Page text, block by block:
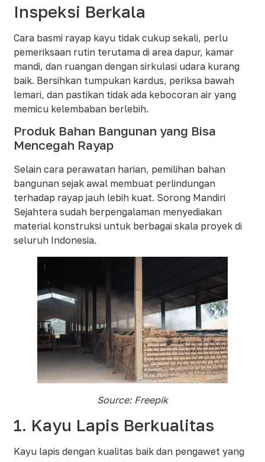
Inspeksi Berkala
Cara basmi rayap kayu tidak cukup sekali, perlu
pemeriksaan rutin terutama di area dapur, kamar
mandi, dan ruangan dengan sirkulasi udara kurang
baik. Bersihkan tumpukan kardus, periksa bawah
lemari, dan pastikan tidak ada kebocoran air yang
memicu kelembaban berlebih.
Produk Bahan Bangunan yang Bisa
Mencegah Rayap
Selain cara perawatan harian, pemilihan bahan
bangunan sejak awal membuat perlindungan
terhadap rayap jauh lebih kuat. Sorong Mandiri
Sejahtera sudah berpengalaman menyediakan
material konstruksi untuk berbagai skala proyek di
seluruh Indonesia.
Source: Freepik
1. Kayu Lapis Berkualitas
Kayu lapis dengan kualitas baik dan pengawet yang